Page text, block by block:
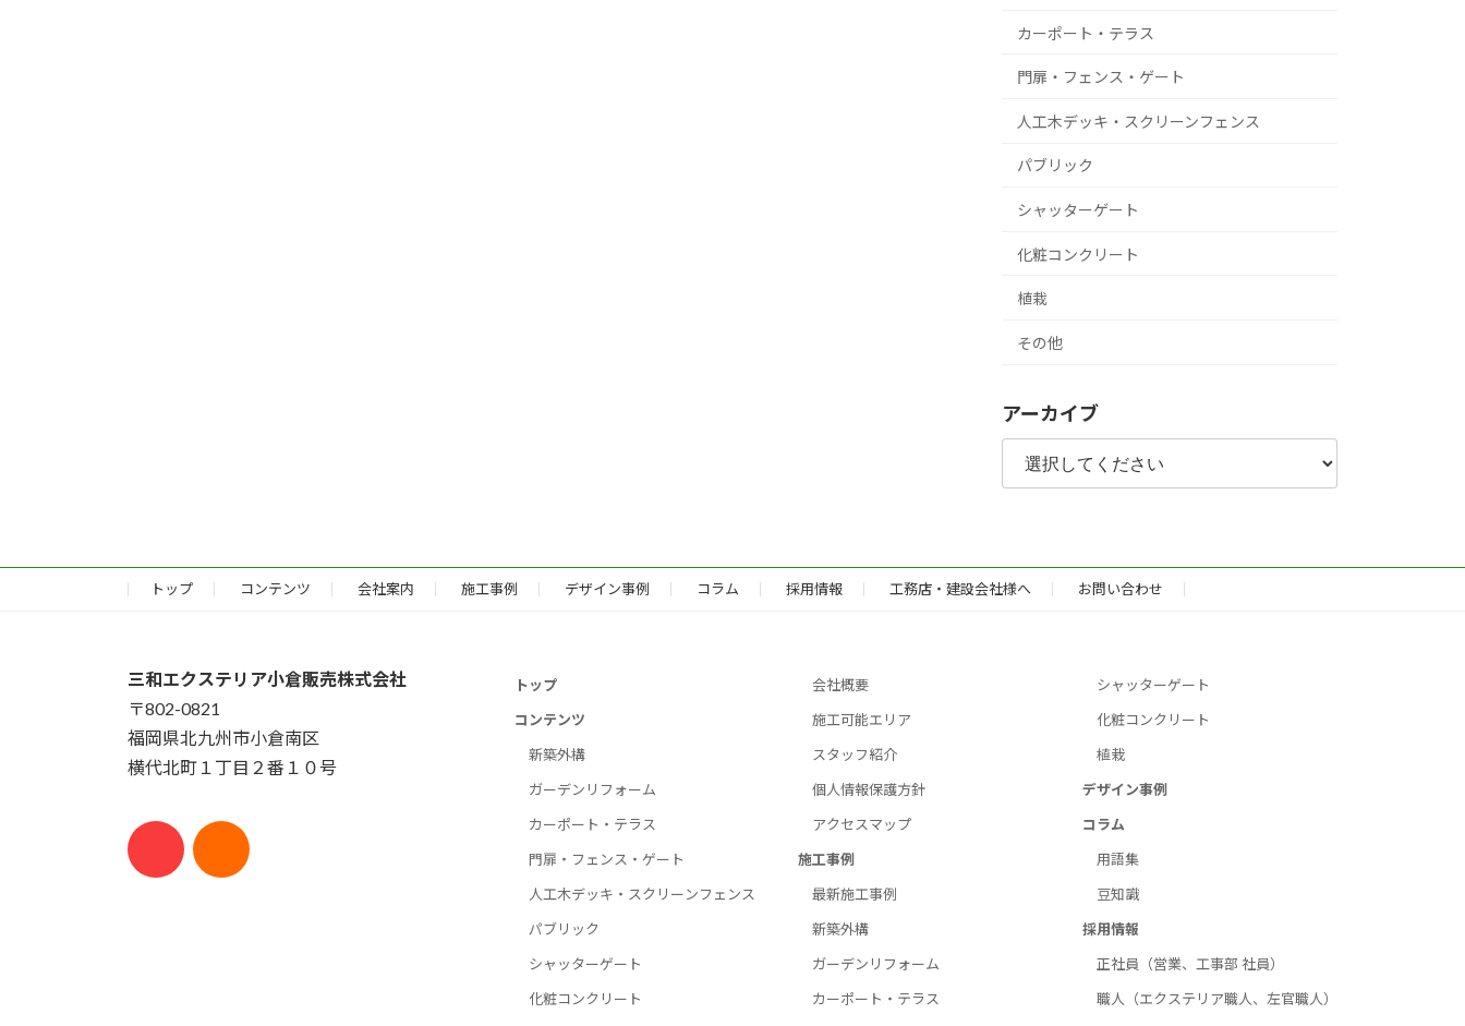
カーポート・テラス
門扉・フェンス・ゲート
人工木デッキ・スクリーンフェンス
パブリック
シャッターゲート
化粧コンクリート
植栽
その他
アーカイブ
トップ コンテンツ 会社案内 施工事例 デザイン事例 コラム 採用情報 工務店・建設会社様へ お問い合わせ
三和エクステリア小倉販売株式会社
〒802-0821
福岡県北九州市小倉南区
横代北町１丁目２番１０号
トップ
コンテンツ
新築外構
ガーデンリフォーム
カーポート・テラス
門扉・フェンス・ゲート
人工木デッキ・スクリーンフェンス
パブリック
シャッターゲート
化粧コンクリート
会社概要
施工可能エリア
スタッフ紹介
個人情報保護方針
アクセスマップ
施工事例
最新施工事例
新築外構
ガーデンリフォーム
カーポート・テラス
シャッターゲート
化粧コンクリート
植栽
デザイン事例
コラム
用語集
豆知識
採用情報
正社員（営業、工事部 社員）
職人（エクステリア職人、左官職人）